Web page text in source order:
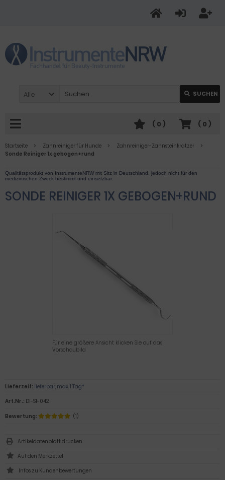
Alle SUCHEN
( 0 )
( 0 )
Startseite Zahnreiniger für Hunde
Zahnreiniger-Zahnsteinkratzer
Sonde Reiniger 1x gebogen+rund
SONDE REINIGER 1X GEBOGEN+RUND
Für eine größere Ansicht klicken Sie auf das
Vorschaubild
Lieferzeit: lieferbar, max. 1 Tag*
Art.Nr.: DI-SI-042
Bewertung:
(1)
Artikeldatenblatt drucken
Infos zu Kundenbewertungen